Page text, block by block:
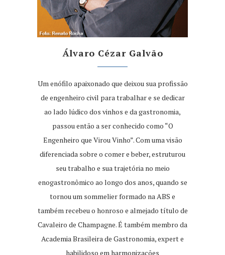
Álvaro Cézar Galvão
Um enófilo apaixonado que deixou sua profissão
de engenheiro civil para trabalhar e se dedicar
ao lado lúdico dos vinhos e da gastronomia,
passou então a ser conhecido como “O
Engenheiro que Virou Vinho”. Com uma visão
diferenciada sobre o comer e beber, estruturou
seu trabalho e sua trajetória no meio
enogastronômico ao longo dos anos, quando se
tornou um sommelier formado na ABS e
também recebeu o honroso e almejado título de
Cavaleiro de Champagne. É também membro da
Academia Brasileira de Gastronomia, expert e
habilidoso em harmonizações